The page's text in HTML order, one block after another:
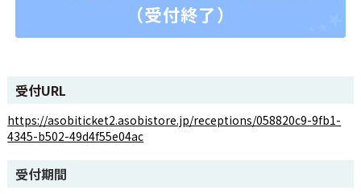
（受付終了）
受付URL
https://asobiticket2.asobistore.jp/receptions/058820c9-9fb1-
4345-b502-49d4f55e04ac
受付期間